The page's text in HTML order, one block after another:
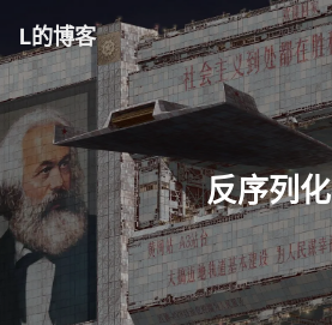
L的博客
反序列化